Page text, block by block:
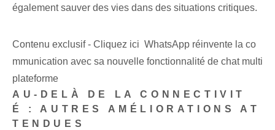
également sauver des vies dans des situations critiques.
Contenu exclusif - Cliquez ici WhatsApp réinvente la co
mmunication avec sa nouvelle fonctionnalité de chat multi
plateforme
AU-DELÀ DE LA CONNECTIVIT
É : AUTRES AMÉLIORATIONS AT
TENDUES